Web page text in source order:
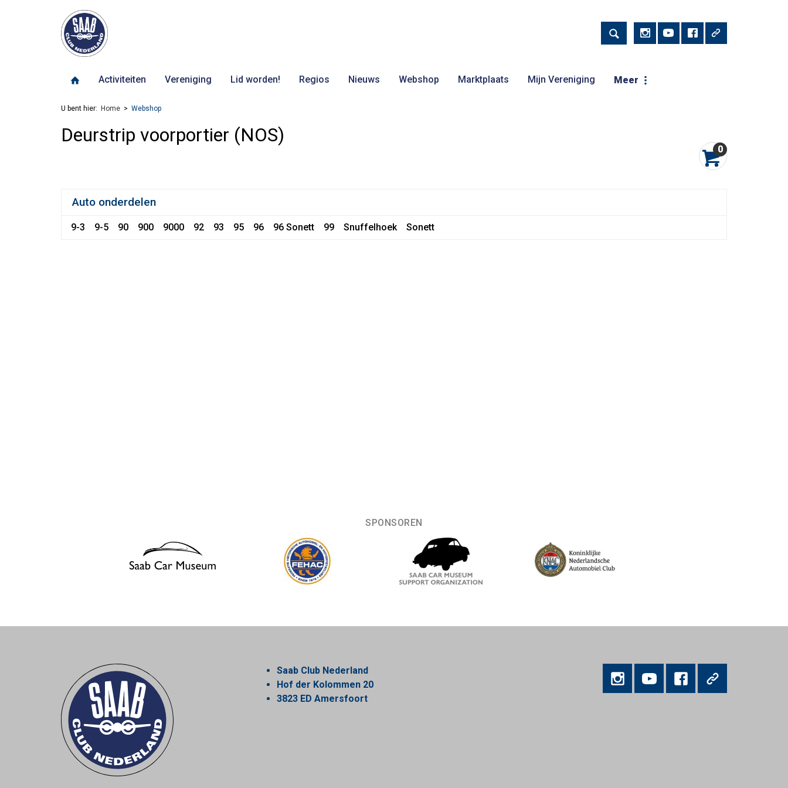
Activiteiten Vereniging Lid worden! Regios Nieuws Webshop Marktplaats Mijn Vereniging Meer
U bent hier: Home Webshop
Deurstrip voorportier (NOS)
0
Auto onderdelen
9-3 9-5 90 900 9000 92 93 95 96 96 Sonett 99 Snuffelhoek Sonett
SPONSOREN
Saab Club Nederland
Hof der Kolommen 20
3823 ED Amersfoort